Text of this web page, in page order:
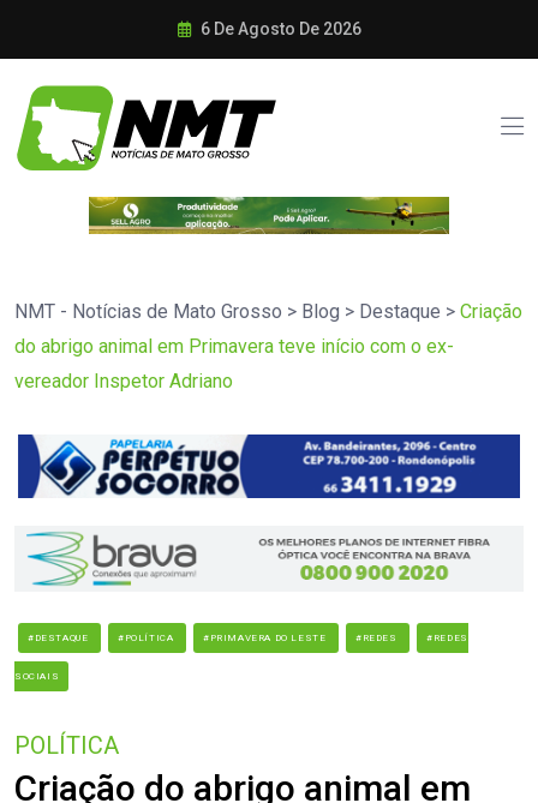
6 De Agosto De 2026
NMT - Notícias de Mato Grosso > Blog > Destaque > Criação
do abrigo animal em Primavera teve início com o ex-
vereador Inspetor Adriano
#DESTAQUE #POLÍTICA #PRIMAVERA DO LESTE #REDES #REDES
SOCIAIS
POLÍTICA
Criação do abrigo animal em